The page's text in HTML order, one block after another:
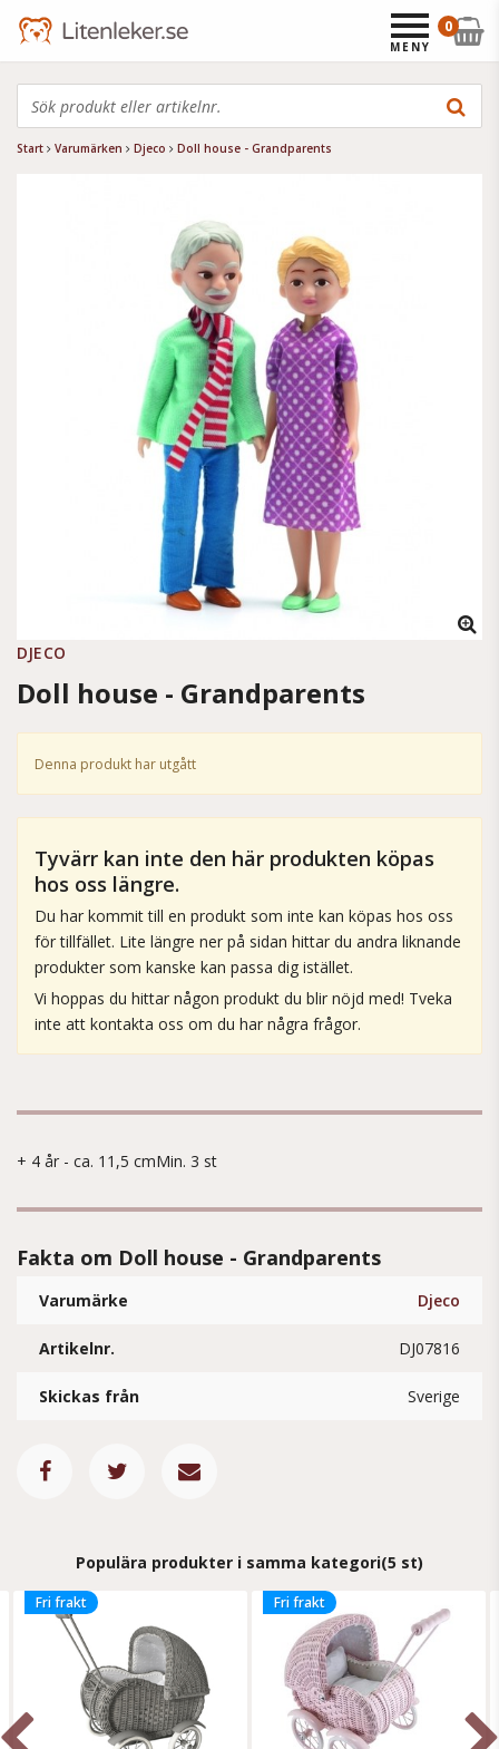
Start Varumärken Djeco Doll house - Grandparents
DJECO
Doll house - Grandparents
Denna produkt har utgått
Tyvärr kan inte den här produkten köpas
hos oss längre.
Du har kommit till en produkt som inte kan köpas hos oss
för tillfället. Lite längre ner på sidan hittar du andra liknande
produkter som kanske kan passa dig istället.
Vi hoppas du hittar någon produkt du blir nöjd med! Tveka
inte att kontakta oss om du har några frågor.
+ 4 år - ca. 11,5 cmMin. 3 st
Fakta om Doll house - Grandparents
Varumärke Djeco
Artikelnr. DJ07816
Skickas från Sverige
Populära produkter i samma kategori(5 st)
Fri frakt Fri frakt
0
MENY